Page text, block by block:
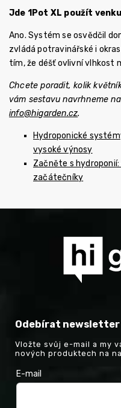
Jde 1Pot XL použít
Ano. Systém se osvědčil
zvládá potravinářské i
tím, že déšť ovlivní vlhkost
Chcete poradit, kolik
vám sestavu navrhneme
info@higarden.cz.
Hydroponické
vysoké výnosy
Začněte s
začátečníky
Odebírat newsletter
Vložte svůj e-mail a my
nových produktech na
E-mail